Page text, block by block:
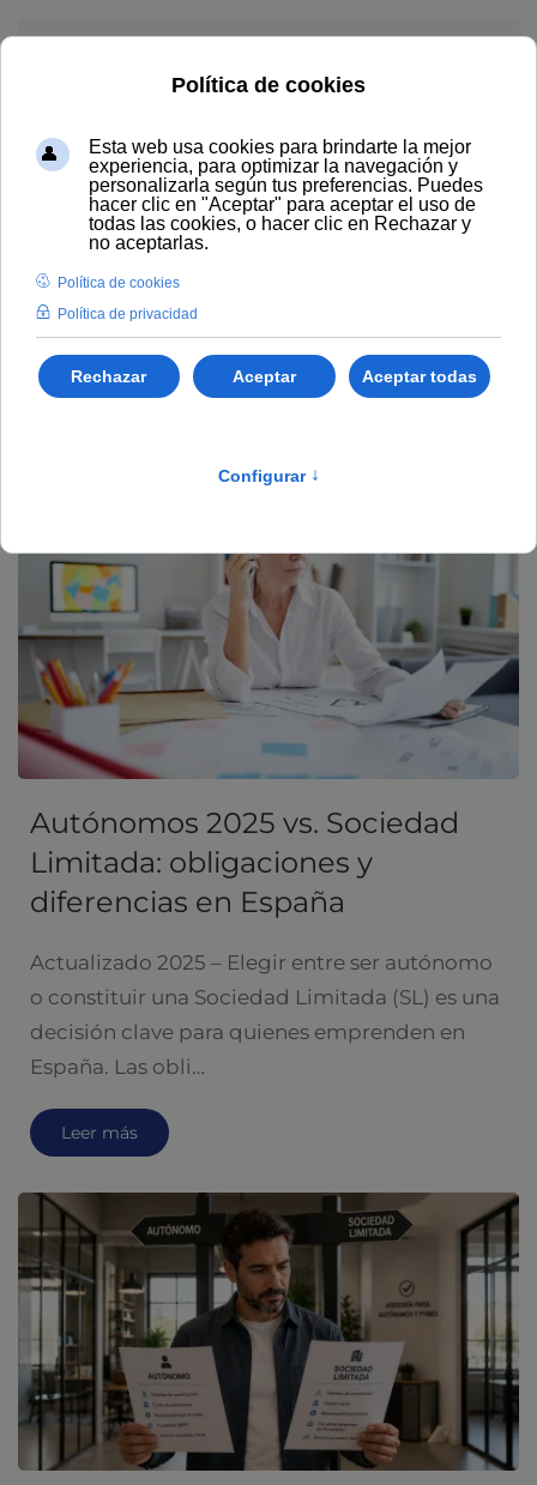
Artículos etiquetados con:
Autónomos vs S.L.
Autónomos 2025 vs. Sociedad
Limitada: obligaciones y
diferencias en España
Actualizado 2025 – Elegir entre ser autónomo
o constituir una Sociedad Limitada (SL) es una
decisión clave para quienes emprenden en
España. Las obli…
Leer más